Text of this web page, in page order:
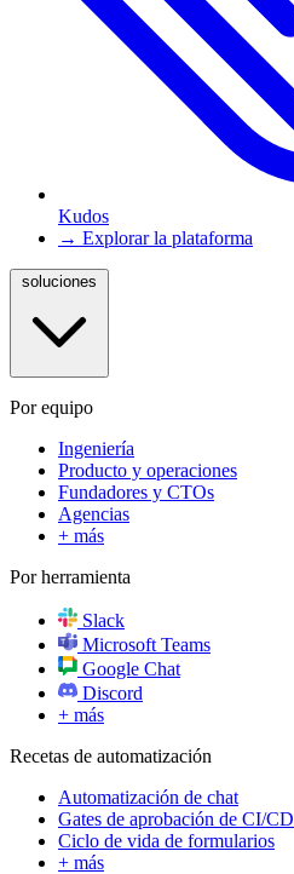
Kudos
→ Explorar la plataforma
Por equipo
Ingeniería
Producto y operaciones
Fundadores y CTOs
Agencias
+ más
Por herramienta
Slack
Microsoft Teams
Google Chat
Discord
+ más
Recetas de automatización
Automatización de chat
Gates de aprobación de CI/CD
Ciclo de vida de formularios
+ más